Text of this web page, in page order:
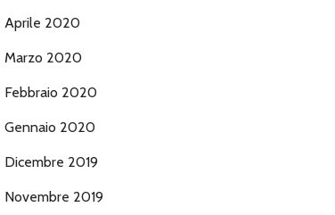
Aprile 2020
Marzo 2020
Febbraio 2020
Gennaio 2020
Dicembre 2019
Novembre 2019